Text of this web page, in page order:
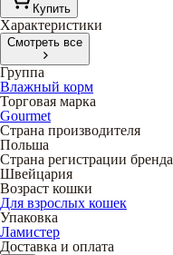
Купить
Характеристики
Смотреть все
Группа
Влажный корм
Торговая марка
Gourmet
Страна производителя
Польша
Страна регистрации бренда
Швейцария
Возраст кошки
Для взрослых кошек
Упаковка
Ламистер
Доставка и оплата